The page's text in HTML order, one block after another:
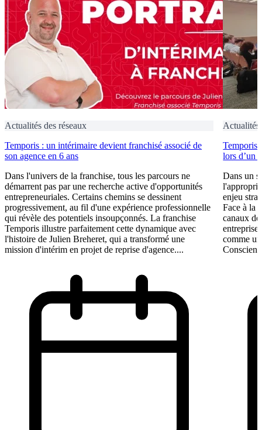
Actualités des réseaux
Temporis : un intérimaire devient franchisé associé de
son agence en 6 ans
Dans l'univers de la franchise, tous les parcours ne
démarrent pas par une recherche active d'opportunités
entrepreneuriales. Certains chemins se dessinent
progressivement, au fil d'une expérience professionnelle
qui révèle des potentiels insoupçonnés. La franchise
Temporis illustre parfaitement cette dynamique avec
l'histoire de Julien Breheret, qui a transformé une
mission d'intérim en projet de reprise d'agence....
Actualités
Temporis
lors d’un
Dans un
enjeu
Face à la
canaux
comme
Conscient